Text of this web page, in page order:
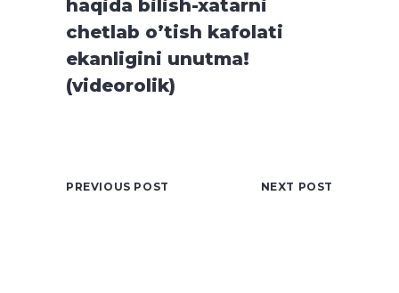
haqida bilish-xatarni
chetlab o’tish kafolati
ekanligini unutma!
(videorolik)
PREVIOUS POST NEXT POST